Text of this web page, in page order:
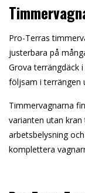
Pro-Terras
justerbara på
Grova terrängdäck
följsam i terrängen
Timmervagnarna
varianten utan
arbetsbelysning
komplettera